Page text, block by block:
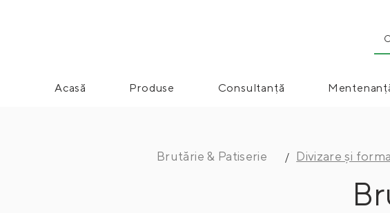
Acasă Produse Consultanță
Brutărie & Patiserie / Divizare și